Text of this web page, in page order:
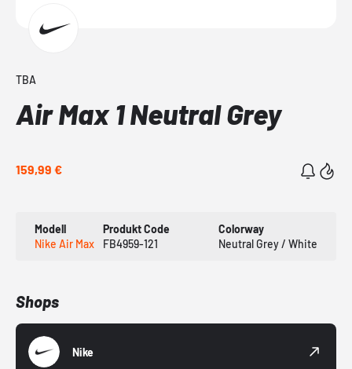
TBA
Air Max 1 Neutral Grey
159,99 €
Modell
Nike Air Max
Produkt Code
FB4959-121
Colorway
Neutral Grey / White
Shops
Nike